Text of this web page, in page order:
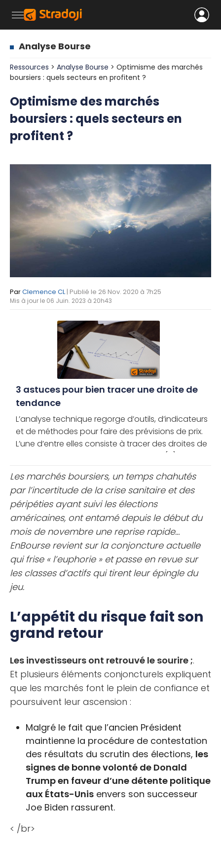
Analyse Bourse
Ressources > Analyse Bourse > Optimisme des marchés
boursiers : quels secteurs en profitent ?
Optimisme des marchés
boursiers : quels secteurs en
profitent ?
ParClemence CL | Publié le 26 Nov. 2020 à 7h25
Mis à jour le 06 Juin. 2023 à 20h43
3 astuces pour bien tracer une droite de
tendance
L’analyse technique regorge d’outils, d’indicateurs
et de méthodes pour faire des prévisions de prix.
L’une d’entre elles consiste à tracer des droites de
tendance, ou lignes de tendance, afin [...]
Les marchés boursiers, un temps chahutés
par l’incertitude de la crise sanitaire et des
péripéties ayant suivi les élections
américaines, ont entamé depuis le début du
mois de novembre une reprise rapide…
EnBourse revient sur la conjoncture actuelle
qui frise « l’euphorie » et passe en revue sur
les classes d’actifs qui tirent leur épingle du
jeu.
L’appétit du risque fait son
grand retour
Les investisseurs ont retrouvé le sourire ;.
Et plusieurs éléments conjoncturels expliquent
que les marchés font le plein de confiance et
poursuivent leur ascension :
Malgré le fait que l’ancien Président
maintienne la procédure de contestation
des résultats du scrutin des élections, les
signes de bonne volonté de Donald
Trump en faveur d’une détente politique
aux États-Unis envers son successeur
Joe Biden rassurent.
< /br>